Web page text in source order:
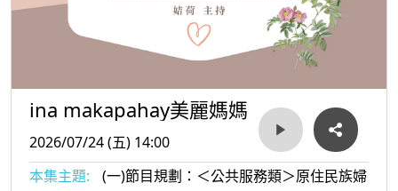
ina makapahay美麗媽媽
2026/07/24 (五) 14:00
本集主題:
(一)節目規劃：＜公共服務類＞原住民族婦